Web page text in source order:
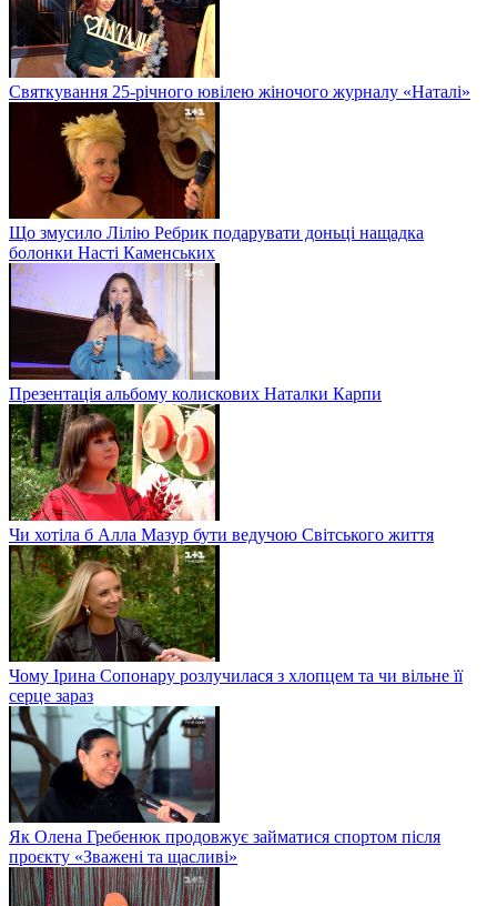
Святкування 25-річного ювілею жіночого журналу «Наталі»
Що змусило Лілію Ребрик подарувати доньці нащадка
болонки Насті Каменських
Презентація альбому колискових Наталки Карпи
Чи хотіла б Алла Мазур бути ведучою Світського життя
Чому Ірина Сопонару розлучилася з хлопцем та чи вільне її
серце зараз
Як Олена Гребенюк продовжує займатися спортом після
проєкту «Зважені та щасливі»